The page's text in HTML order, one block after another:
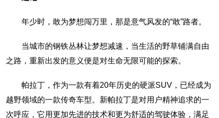
年少时，敢为梦想闯万里，那是意气风发的“敢”路者。
当城市的钢铁丛林让梦想减速，当生活的野草铺满自由
之路，重新出发的意义便是对生命无限可能的探索。
帕拉丁，作为一款有着20年历史的硬派SUV，已经成为
越野领域的一款传奇车型。新帕拉丁是对用户精神追求的一
次呼应，它用更加先进的技术和更为舒适的驾驶体验，满足